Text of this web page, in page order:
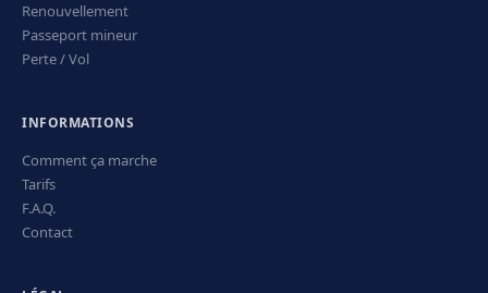
Renouvellement
Passeport mineur
Perte / Vol
INFORMATIONS
Comment ça marche
Tarifs
F.A.Q.
Contact